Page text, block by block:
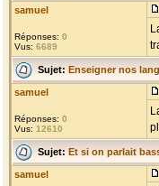
samuel
Réponses: 0
Vus: 6689
Sujet: Enseigner nos
samuel
Réponses: 0
Vus: 12610
Sujet: Et si on parlait
samuel